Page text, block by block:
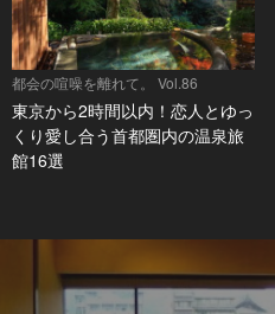
都会の喧噪を離れて。 Vol.86
東京から2時間以内！恋人とゆっ
くり愛し合う首都圏内の温泉旅
館16選